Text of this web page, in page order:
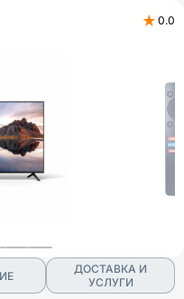
★ 0.0
ДОСТАВКА И
УСЛУГИ